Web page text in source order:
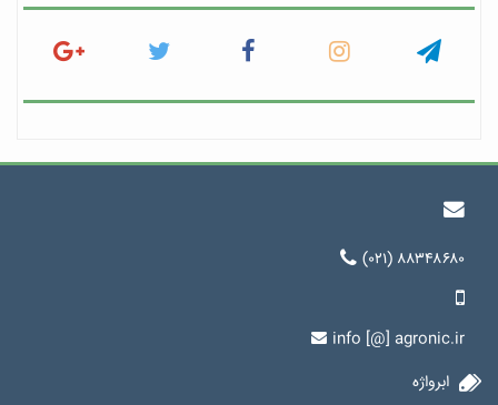
(۰۲۱) ۸۸۳۴۸۶۸۰
info [@] agronic.ir
ابرواژه